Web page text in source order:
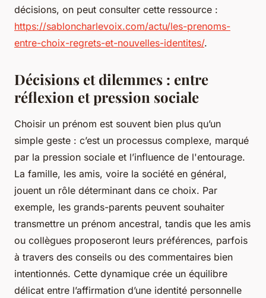
décisions, on peut consulter cette ressource :
https://sabloncharlevoix.com/actu/les-prenoms-
entre-choix-regrets-et-nouvelles-identites/.
Décisions et dilemmes : entre
réflexion et pression sociale
Choisir un prénom est souvent bien plus qu’un
simple geste : c’est un processus complexe, marqué
par la pression sociale et l’influence de l'entourage.
La famille, les amis, voire la société en général,
jouent un rôle déterminant dans ce choix. Par
exemple, les grands-parents peuvent souhaiter
transmettre un prénom ancestral, tandis que les amis
ou collègues proposeront leurs préférences, parfois
à travers des conseils ou des commentaires bien
intentionnés. Cette dynamique crée un équilibre
délicat entre l’affirmation d’une identité personnelle